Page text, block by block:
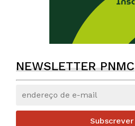
NEWSLETTER PNMC
Subscrever